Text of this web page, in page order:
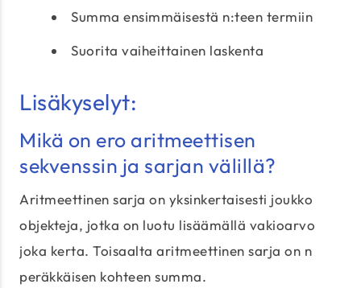
Summa ensimmäisestä n:teen termiin
Suorita vaiheittainen laskenta
Lisäkyselyt:
Mikä on ero aritmeettisen
sekvenssin ja sarjan välillä?
Aritmeettinen sarja on yksinkertaisesti joukko
objekteja, jotka on luotu lisäämällä vakioarvo
joka kerta. Toisaalta aritmeettinen sarja on n
peräkkäisen kohteen summa.